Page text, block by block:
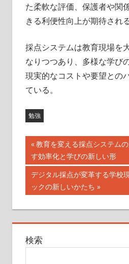
た柔軟な評価、保護者や関
きる利便性向上が期待される
採点システムは教育現場を
なりつつあり、多様な学び
現実的なコストや要望との
ている。
勉強
投
稿
ナ
ビ
ゲ
ー
前
の
記
事:
教育を変える採点システム
す効率化と学びの新しい形
次
の
記
事:
デジタル採点が変革する学校
ックの新しいかたち
検索